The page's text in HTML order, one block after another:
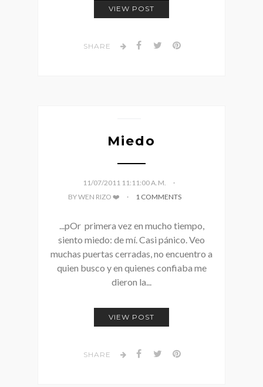
VIEW POST
SHARE
Miedo
11/07/2011 11:11:00 A. M.
BY WEN RIZO ❤️
1 COMMENTS
...pOr primera vez en mucho tiempo,
siento miedo: de mí. Casi pánico. Veo
muchas puertas cerradas, no encuentro a
quien busco y en quienes confiaba me
dieron la...
VIEW POST
SHARE